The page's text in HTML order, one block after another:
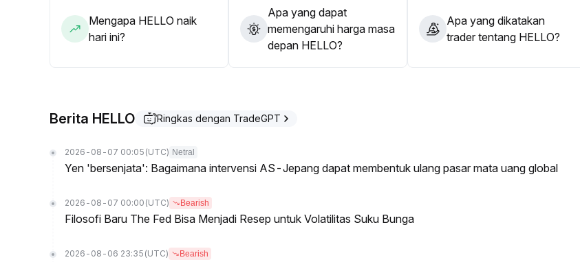
Mengapa HELLO naik
hari ini?
Apa yang dapat
memengaruhi harga masa
depan HELLO?
Apa yang dikatakan
trader tentang HELLO?
Berita HELLO Ringkas dengan TradeGPT
2026-08-07 00:05 (UTC) Netral
Yen 'bersenjata': Bagaimana intervensi AS-Jepang dapat membentuk ulang pasar mata uang global
2026-08-07 00:00 (UTC) Bearish
Filosofi Baru The Fed Bisa Menjadi Resep untuk Volatilitas Suku Bunga
2026-08-06 23:35 (UTC) Bearish